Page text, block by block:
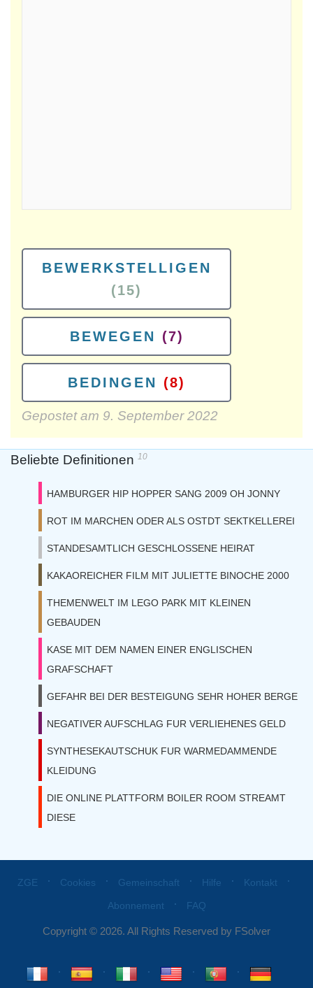
BEWERKSTELLIGEN
(15)
BEWEGEN (7)
BEDINGEN (8)
Gepostet am 9. September 2022
Beliebte Definitionen 10
HAMBURGER HIP HOPPER SANG 2009 OH JONNY
ROT IM MARCHEN ODER ALS OSTDT SEKTKELLEREI
STANDESAMTLICH GESCHLOSSENE HEIRAT
KAKAOREICHER FILM MIT JULIETTE BINOCHE 2000
THEMENWELT IM LEGO PARK MIT KLEINEN
GEBAUDEN
KASE MIT DEM NAMEN EINER ENGLISCHEN
GRAFSCHAFT
GEFAHR BEI DER BESTEIGUNG SEHR HOHER BERGE
NEGATIVER AUFSCHLAG FUR VERLIEHENES GELD
SYNTHESEKAUTSCHUK FUR WARMEDAMMENDE
KLEIDUNG
DIE ONLINE PLATTFORM BOILER ROOM STREAMT
DIESE
ZGE ⋅ Cookies ⋅ Gemeinschaft ⋅ Hilfe ⋅ Kontakt ⋅
Abonnement ⋅ FAQ
Copyright © 2026. All Rights Reserved by FSolver
⋅ ⋅ ⋅ ⋅ ⋅